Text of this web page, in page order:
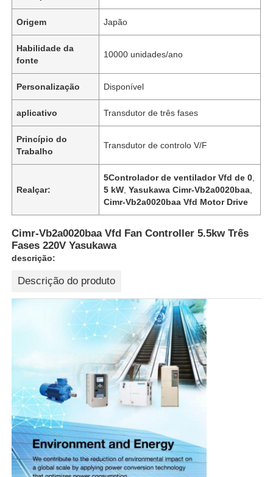
Casa
Produtos
Quem Somos
Origem Japão
Habilidade da
fonte
10000 unidades/ano
Personalização Disponível
aplicativo Transdutor de três fases
Princípio do
Trabalho
Transdutor de controlo V/F
Realçar:
5Controlador de ventilador Vfd de 0
5 kW ,Yasukawa Cimr-Vb2a0020baa
Cimr-Vb2a0020baa Vfd Motor Drive
Cimr-Vb2a0020baa Vfd Fan Controller 5.5kw Três
Fases 220V Yasukawa
descrição:
Descrição do produto